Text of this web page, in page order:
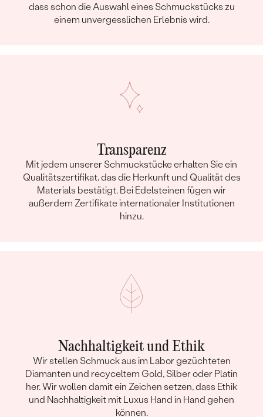
dass schon die Auswahl eines Schmuckstücks zu
einem unvergesslichen Erlebnis wird.
Transparenz
Mit jedem unserer Schmuckstücke erhalten Sie ein
Qualitätszertifikat, das die Herkunft und Qualität des
Materials bestätigt. Bei Edelsteinen fügen wir
außerdem Zertifikate internationaler Institutionen
hinzu.
Nachhaltigkeit und Ethik
Wir stellen Schmuck aus im Labor gezüchteten
Diamanten und recyceltem Gold, Silber oder Platin
her. Wir wollen damit ein Zeichen setzen, dass Ethik
und Nachhaltigkeit mit Luxus Hand in Hand gehen
können.